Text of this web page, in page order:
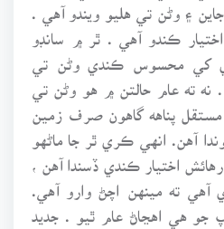
۽ وڻن تي هليو ويندو آهي .
ڪندو آهي . ٿر ۾ سانڊو
کي محسوس ڪندي وڻن تي
. نه ته عام حالتن ۾ هو وڻن تي
پناهه گاهون صرف زمين
آهن. انهي ڪري ٿر جا ماڻهو
اختيار ڪندي ڏسندا آهن ،
آهي ته مينهن اچڻ وارو آهي.
هي اهڃاڻ عام ٿيو . جديد